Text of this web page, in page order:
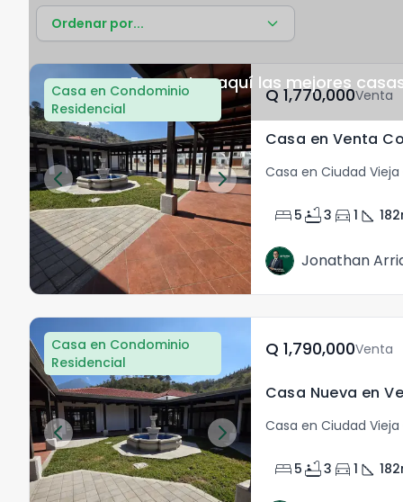
Encuentra aquí las mejores
Ordenar por...
Casa en Condominio
Residencial
Q	1,770,000Venta
Casa en Ciudad
bed 5 bathtub3 directions_car 1 square_foot 182
Jonathan
Casa en Condominio
Residencial
Q	1,790,000Venta
Casa en Ciudad
bed 5 bathtub3 directions_car 1 square_foot 182